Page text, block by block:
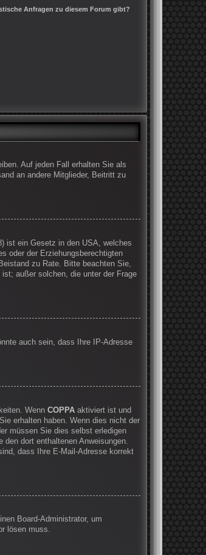
Anfragen zu diesem Forum gibt?
Auf jeden Fall erhalten Sie als
an andere Mitglieder, Beitritt zu
ist ein Gesetz in den USA, welches
oder der Erziehungsberechtigten
zu Rate. Bitte beachten Sie,
außer solchen, die unter der Frage
auch sein, dass Ihre IP-Adresse
Wenn COPPA aktiviert ist und
erhalten haben. Wenn dies nicht der
müssen Sie dies selbst erledigen
dort enthaltenen Anweisungen.
dass Ihre E-Mail-Adresse korrekt
Board-Administrator, um
lösen muss.